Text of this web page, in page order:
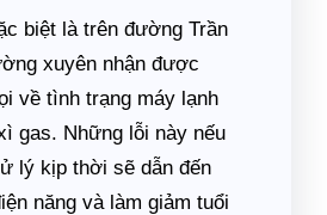
biệt là trên đường Trần
xuyên nhận được
về tình trạng máy lạnh
gas. Những lỗi này nếu
lý kịp thời sẽ dẫn đến
năng và làm giảm tuổi